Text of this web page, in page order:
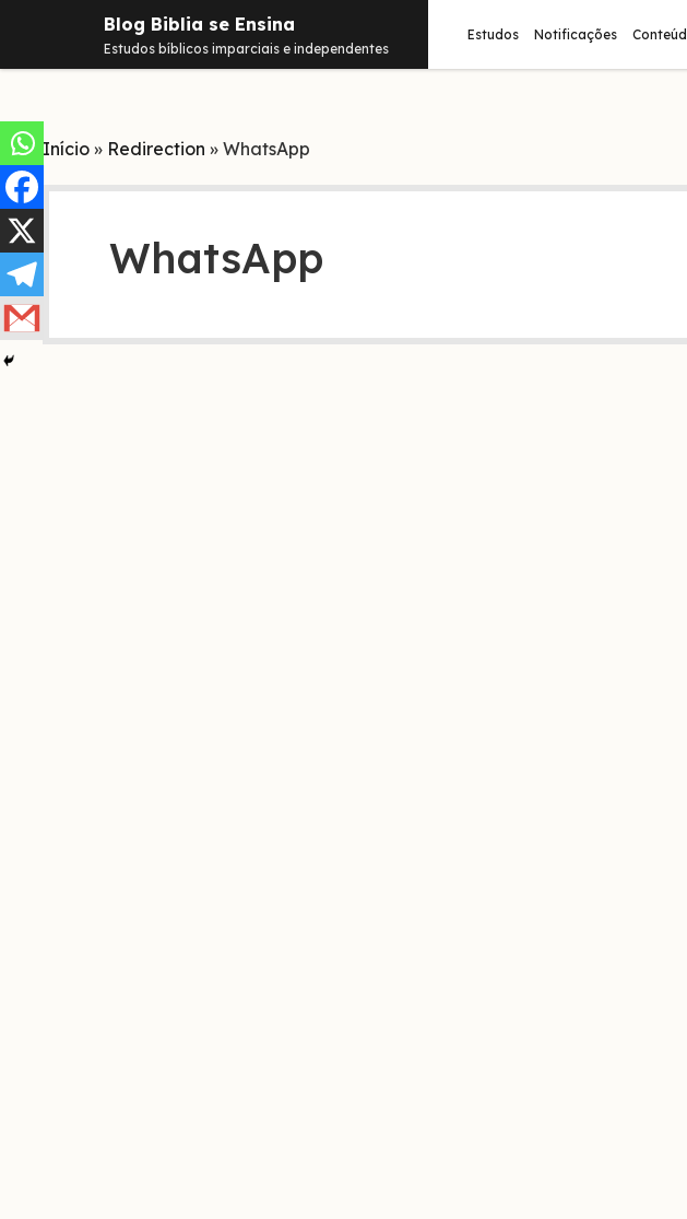
Blog Biblia se Ensina
Estudos bíblicos imparciais e independentes
Estudos Notificações
Início » Redirection »WhatsApp
WhatsApp